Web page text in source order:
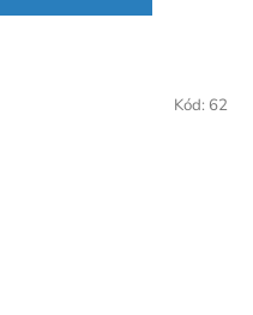
Kód: 62